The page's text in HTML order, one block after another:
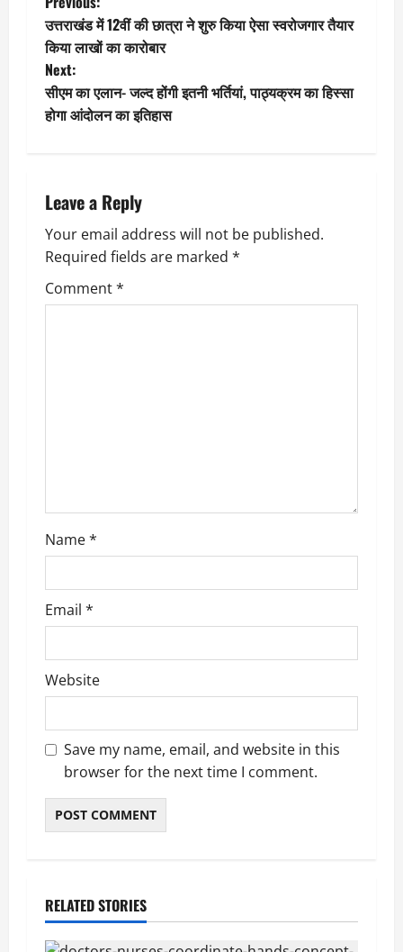
P
o
s
t
a
v
i
g
उत्तराखंड में 12वीं की छात्रा ने शुरु किया ऐसा स्वरोजगार तैयार
किया लाखों का कारोबार
Next:
सीएम का एलान- जल्द होंगी इतनी भर्तियां, पाठ्यक्रम का हिस्सा
होगा आंदोलन का इतिहास
Leave a Reply
Your email address will not be published.
Required fields are marked *
Comment*
Name*
Email *
Website
Save my name, email, and website in this
browser for the next time I comment.
RELATED STORIES